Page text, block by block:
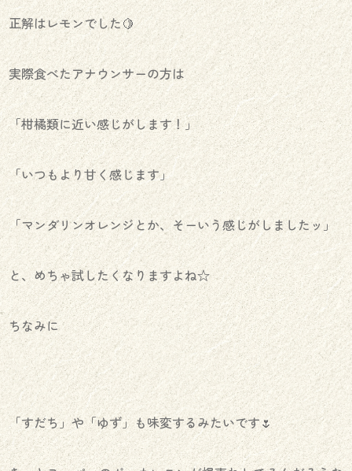
正解はレモンでした🍋
実際食べたアナウンサーの方は
「柑橘類に近い感じがします！」
「いつもより甘く感じます」
「マンダリンオレンジとか、そーいう感じがしましたッ」
と、めちゃ試したくなりますよね☆
ちなみに
「すだち」や「ゆず」も味変するみたいです🌷